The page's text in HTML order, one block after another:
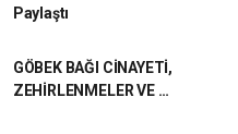
Paylaştı
GÖBEK BAĞI CİNAYETİ,
ZEHİRLENMELER VE …